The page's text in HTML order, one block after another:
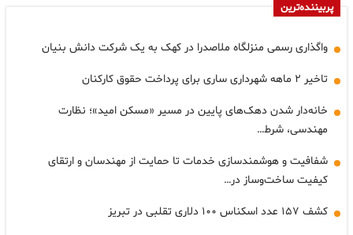
پربیننده‌ترین
واگذاری رسمی منزلگاه ملاصدرا در کهک به یک شرکت دانش بنیان
تاخیر ۲ ماهه شهرداری ساری برای پرداخت حقوق کارکنان
خانه‌دار شدن دهک‌های پایین در مسیر «مسکن امید»؛ نظارت
مهندسی، شرط…
شفافیت و هوشمندسازی خدمات تا حمایت از مهندسان و ارتقای
کیفیت ساخت‌وساز در…
کشف ۱۵۷ عدد اسکناس ۱۰۰ دلاری تقلبی در تبریز